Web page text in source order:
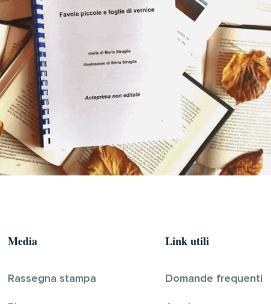
Media
Rassegna stampa
Link utili
Domande frequenti